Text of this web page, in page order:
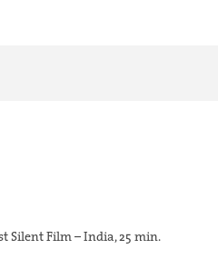
Silent Film – India, 25 min.